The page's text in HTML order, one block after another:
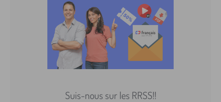
Suis-nous sur les RRSS!!